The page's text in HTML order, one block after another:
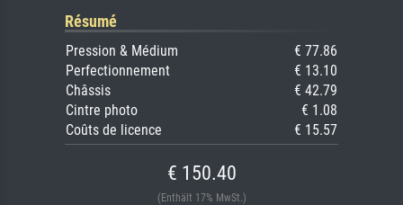
Résumé
Pression & Médium
€ 77.86
Perfectionnement
€ 13.10
Châssis
€ 42.79
Cintre photo
€ 1.08
Coûts de licence
€ 15.57
€ 150.40
(Enthält 17% MwSt.)